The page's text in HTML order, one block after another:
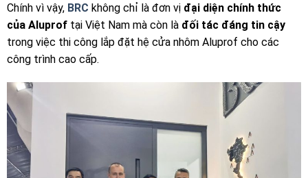
Chính vì vậy, BRC không chỉ là đơn vị đại diện chính thức
của Aluprof tại Việt Nam mà còn là đối tác đáng tin cậy
trong việc thi công lắp đặt hệ cửa nhôm Aluprof cho các
công trình cao cấp.